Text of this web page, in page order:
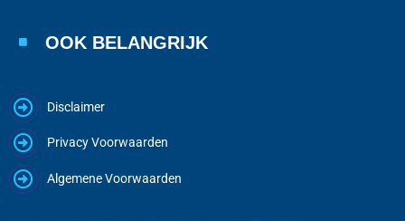
OOK BELANGRIJK
Disclaimer
Privacy Voorwaarden
Algemene Voorwaarden